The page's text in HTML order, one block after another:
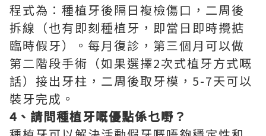
程式為：種植牙後隔日複檢傷口，二周後
拆線（也有即刻種植牙，即當日即時攪掂
臨時假牙）。每月復診，第三個月可以做
第二階段手術（如果選擇2次式植牙方式嘅
話）接出牙柱，二周後取牙模，5-7天可以
裝牙完成。
4 、請問種植牙嘅優點係乜嘢？